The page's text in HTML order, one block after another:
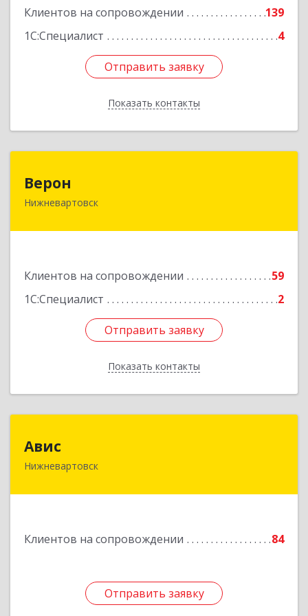
Клиентов на сопровождении
139
1С:Специалист
4
Отправить заявку
Показать контакты
Отправить заявку
Назад
Верон
Нижневартовск
Клиентов на сопровождении
59
1С:Специалист
2
Отправить заявку
Показать контакты
628609, Ханты-Мансийский Автономный округ
Подробнее
Отправить заявку
Назад
Авис
Нижневартовск
Клиентов на сопровождении 84
Отправить заявку
628600, Ханты-Мансийский Автономный округ
Подробнее
Отправить заявку